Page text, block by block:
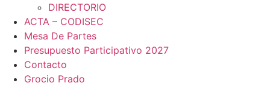
DIRECTORIO
ACTA – CODISEC
Mesa De Partes
Presupuesto Participativo 2027
Contacto
Grocio Prado